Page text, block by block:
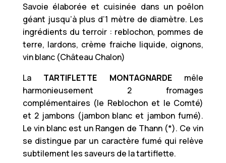
Savoie élaborée et cuisinée dans un poêlon
géant jusqu’à plus d’1 mètre de diamètre. Les
ingrédients du terroir : reblochon, pommes de
terre, lardons, crème fraiche liquide, oignons,
vin blanc (Château Chalon)
La
TARTIFLETTE MONTAGNARDE
mêle
harmonieusement 2 fromages
complémentaires (le Reblochon et le Comté)
et 2 jambons (jambon blanc et jambon fumé).
Le vin blanc est un Rangen de Thann (*). Ce vin
se distingue par un caractère fumé qui relève
subtilement les saveurs de la tartiflette.